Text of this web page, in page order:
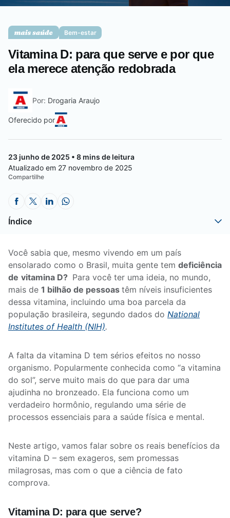
Saúde do homem
Bem-estar
Vitamina D: para que serve e por que
ela merece atenção redobrada
Por: Drogaria Araujo
Oferecido por
23 junho de 2025 • 8 mins de leitura
Atualizado em 27 novembro de 2025
Compartilhe
Índice
Você sabia que, mesmo vivendo em um país
ensolarado como o Brasil, muita gente tem deficiência
de vitamina D? Para você ter uma ideia, no mundo,
mais de 1 bilhão de pessoas têm níveis insuficientes
dessa vitamina, incluindo uma boa parcela da
população brasileira, segundo dados do National
Institutes of Health (NIH).
A falta da vitamina D tem sérios efeitos no nosso
organismo. Popularmente conhecida como “a vitamina
do sol”, serve muito mais do que para dar uma
ajudinha no bronzeado. Ela funciona como um
verdadeiro hormônio, regulando uma série de
processos essenciais para a saúde física e mental.
Neste artigo, vamos falar sobre os reais benefícios da
vitamina D – sem exageros, sem promessas
milagrosas, mas com o que a ciência de fato
comprova.
Vitamina D: para que serve?